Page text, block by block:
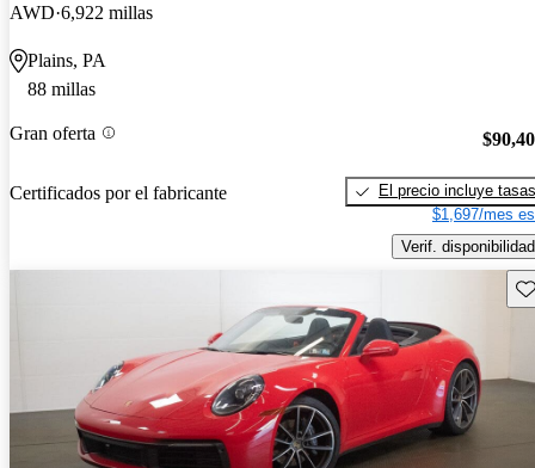
AWD 6,922 millas
Plains, PA
88 millas
Gran oferta
Certificados por el fabricante
El precio incluye tasas
$1,697/mes
Verif. disponibilidad